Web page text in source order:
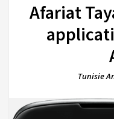
Afariat
Tunisie